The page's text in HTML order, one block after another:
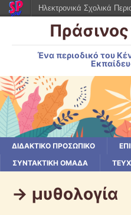
Ένα περιοδικό του
ΔΙΔΑΚΤΙΚΟ ΠΡΟΣΩΠΙΚΟ
ΣΥΝΤΑΚΤΙΚΗ ΟΜΑΔΑ
-> μυθολογία
Ηλεκτρονικά Σχολικά